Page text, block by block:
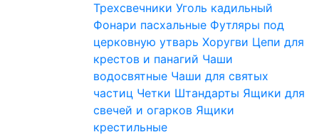
Трехсвечники Уголь кадильный
Фонари пасхальные Футляры под
церковную утварь Хоругви Цепи для
крестов и панагий Чаши
водосвятные Чаши для святых
частиц Четки Штандарты Ящики для
свечей и огарков Ящики
крестильные